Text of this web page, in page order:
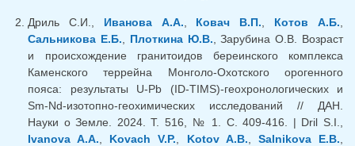
Дриль С.И., Иванова А.А. Ковач В.П. Котов А.Б.
Сальникова Е.Б.
Плоткина Ю.В. , Зарубина О.В. Возраст
и происхождение гранитоидов береинского комплекса
Каменского террейна Монголо-Охотского орогенного
пояса: результаты U-Pb (ID-TIMS)-геохронологических и
Sm-Nd-изотопно-геохимических исследований // ДАН.
Науки о Земле. 2024. Т. 516, № 1. С. 409-416. | Dril S.I.,
Ivanova A.A.
Kovach V.P. Kotov A.B. Salnikova E.B.